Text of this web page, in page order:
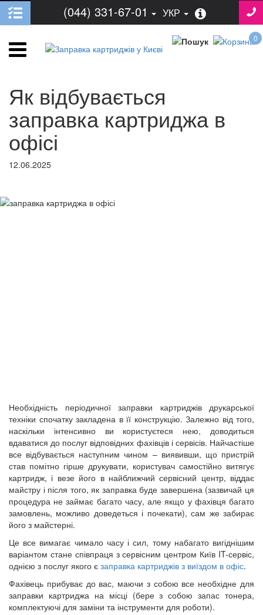
(044) 331-67-01 УКР
0
Як відбувається
заправка картриджа в
офісі
12.06.2025
Необхідність періодичної заправки картриджів друкарської
техніки спочатку закладена в її конструкцію. Залежно від того,
наскільки інтенсивно ви користуєтеся нею, доводиться
вдаватися до послуг відповідних фахівців і сервісів. Найчастіше
все відбувається наступним чином – виявивши, що пристрій
став помітно гірше друкувати, користувач самостійно витягує
картридж, і везе його в найближчий сервісний центр, віддає
майстру і після того, як заправка буде завершена (зазвичай ця
процедура не займає багато часу, але якщо у фахівця багато
замовлень, можливо доведеться і почекати), сам же забирає
його з майстерні.
Це все вимагає чимало часу і сил, тому набагато вигіднішим
варіантом стане співпраця з сервісним центром Київ IT-сервіс,
однією з послуг якого є заправка картриджів з виїздом в офіс.
Фахівець прибуває до вас, маючи з собою все необхідне для
заправки картриджа на місці (бере з собою запас тонера,
комплектуючі для заміни та інструменти для роботи).